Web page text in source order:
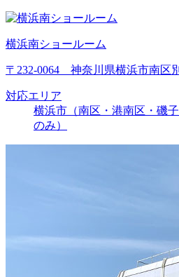
横浜南ショールーム
〒232-0064 神奈川県横浜市南区
対応エリア
横浜市（南区・港南区・磯
のみ）